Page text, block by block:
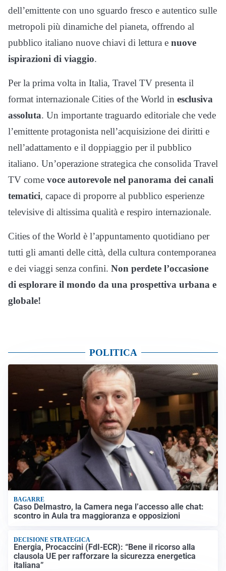
dell’emittente con uno sguardo fresco e autentico sulle
metropoli più dinamiche del pianeta, offrendo al
pubblico italiano nuove chiavi di lettura e nuove
ispirazioni di viaggio.
Per la prima volta in Italia, Travel TV presenta il
format internazionale Cities of the World in esclusiva
assoluta. Un importante traguardo editoriale che vede
l’emittente protagonista nell’acquisizione dei diritti e
nell’adattamento e il doppiaggio per il pubblico
italiano. Un’operazione strategica che consolida Travel
TV come voce autorevole nel panorama dei canali
tematici, capace di proporre al pubblico esperienze
televisive di altissima qualità e respiro internazionale.
Cities of the World è l’appuntamento quotidiano per
tutti gli amanti delle città, della cultura contemporanea
e dei viaggi senza confini. Non perdete l’occasione
di esplorare il mondo da una prospettiva urbana e
globale!
POLITICA
BAGARRE
Caso Delmastro, la Camera nega l’accesso alle chat:
scontro in Aula tra maggioranza e opposizioni
DECISIONE STRATEGICA
Energia, Procaccini (FdI-ECR): “Bene il ricorso alla
clausola UE per rafforzare la sicurezza energetica
italiana”